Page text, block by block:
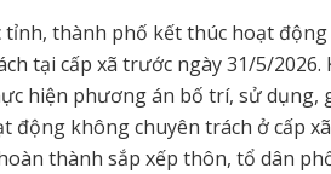
tỉnh, thành phố kết thúc hoạt
tại cấp xã trước ngày 31/5/
hiện phương án bố trí, sử dụng,
động không chuyên trách ở cấp
thành sắp xếp thôn, tổ dân